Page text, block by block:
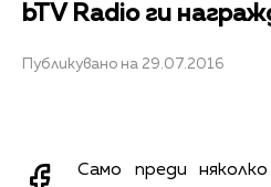
bTV Radio ги
Публикувано на 29.07.2016
Само преди